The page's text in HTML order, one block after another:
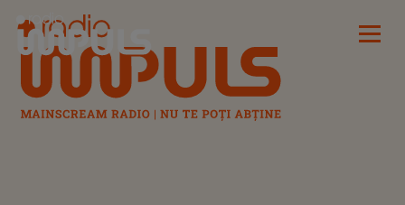
Radio Impuls